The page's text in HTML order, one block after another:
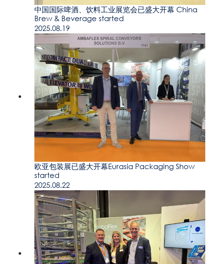
中国国际啤酒、饮料工业展览会已盛大开幕 China
Brew & Beverage started
2025.08.19
欧亚包装展已盛大开幕Eurasia Packaging Show
started
2025.08.22